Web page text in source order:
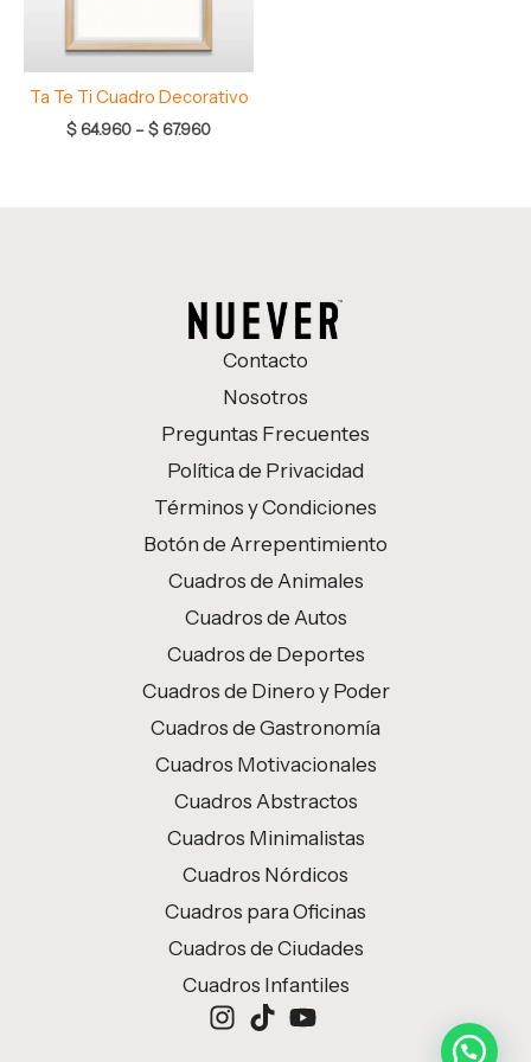
Ta Te Ti Cuadro Decorativo
$ 64.960 –$ 67.960
Contacto
Nosotros
Preguntas Frecuentes
Política de Privacidad
Términos y Condiciones
Botón de Arrepentimiento
Cuadros de Animales
Cuadros de Autos
Cuadros de Deportes
Cuadros de Dinero y Poder
Cuadros de Gastronomía
Cuadros Motivacionales
Cuadros Abstractos
Cuadros Minimalistas
Cuadros Nórdicos
Cuadros para Oficinas
Cuadros de Ciudades
Cuadros Infantiles